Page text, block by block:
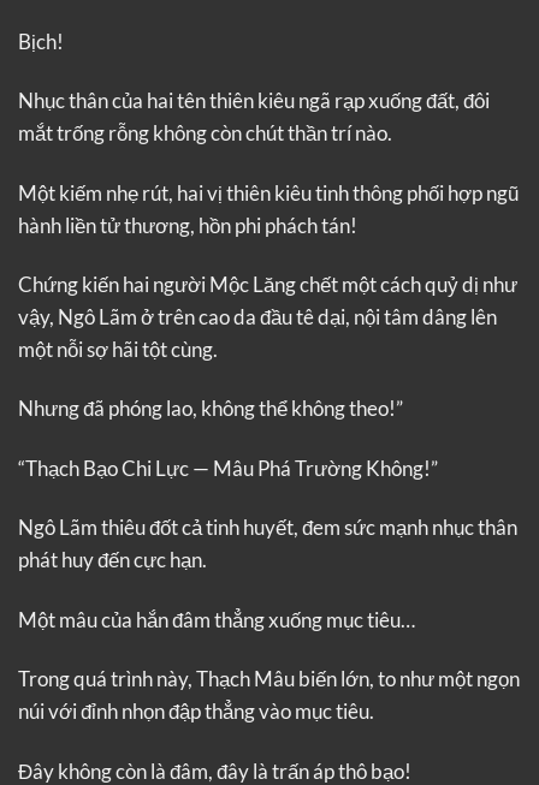
Bịch!
Nhục thân của hai tên thiên kiêu ngã rạp xuống đất, đôi
mắt trống rỗng không còn chút thần trí nào.
Một kiếm nhẹ rút, hai vị thiên kiêu tinh thông phối hợp ngũ
hành liền tử thương, hồn phi phách tán!
Chứng kiến hai người Mộc Lăng chết một cách quỷ dị như
vậy, Ngô Lãm ở trên cao da đầu tê dại, nội tâm dâng lên
một nỗi sợ hãi tột cùng.
Nhưng đã phóng lao, không thể không theo!”
“Thạch Bạo Chi Lực — Mâu Phá Trường Không!”
Ngô Lãm thiêu đốt cả tinh huyết, đem sức mạnh nhục thân
phát huy đến cực hạn.
Một mâu của hắn đâm thẳng xuống mục tiêu…
Trong quá trình này, Thạch Mâu biến lớn, to như một ngọn
núi với đỉnh nhọn đập thẳng vào mục tiêu.
Đây không còn là đâm, đây là trấn áp thô bạo!